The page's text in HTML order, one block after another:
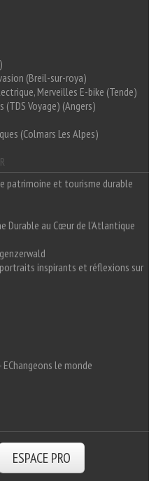
(Breil-sur-roya)
Merveilles E-bike (Tende)
Voyage) (Angers)
(Colmars Les Alpes)
patrimoine et tourisme durable
Durable au Cœur de l'Atlantique
inspirants et réflexions sur
le monde
ESPACE PRO